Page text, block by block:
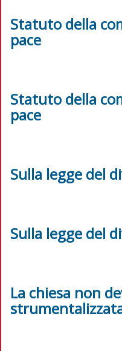
Statuto della
pace
Statuto della
pace
Sulla legge del
Sulla legge del
La chiesa non